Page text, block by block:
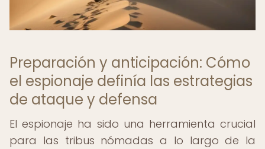
Preparación y anticipación: Cómo
el espionaje definía las estrategias
de ataque y defensa
El espionaje ha sido una herramienta crucial
para las tribus nómadas a lo largo de la